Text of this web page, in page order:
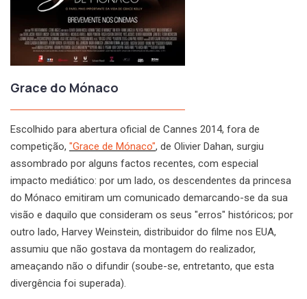
Grace do Mónaco
Escolhido para abertura oficial de Cannes 2014, fora de
competição, "Grace de Mónaco", de Olivier Dahan, surgiu
assombrado por alguns factos recentes, com especial
impacto mediático: por um lado, os descendentes da princesa
do Mónaco emitiram um comunicado demarcando-se da sua
visão e daquilo que consideram os seus "erros" históricos; por
outro lado, Harvey Weinstein, distribuidor do filme nos EUA,
assumiu que não gostava da montagem do realizador,
ameaçando não o difundir (soube-se, entretanto, que esta
divergência foi superada).